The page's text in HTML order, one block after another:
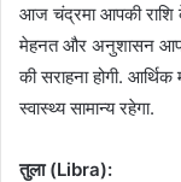
आज चंद्रमा आपकी
मेहनत और अनुशासन
की सराहना होगी.
स्वास्थ्य सामान्य रहेगा.
तुला (Libra):